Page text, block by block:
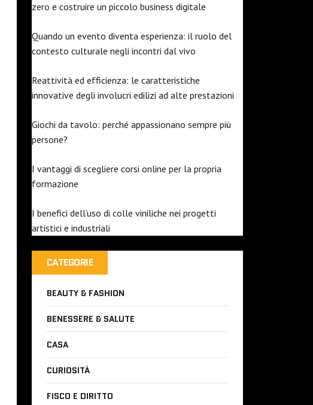
zero e costruire un piccolo business digitale
Quando un evento diventa esperienza: il ruolo del
contesto culturale negli incontri dal vivo
Reattività ed efficienza: le caratteristiche
innovative degli involucri edilizi ad alte prestazioni
Giochi da tavolo: perché appassionano sempre più
persone?
I vantaggi di scegliere corsi online per la propria
formazione
I benefici dell’uso di colle viniliche nei progetti
artistici e industriali
CATEGORIE
BEAUTY & FASHION
BENESSERE & SALUTE
CASA
CURIOSITÀ
FISCO E DIRITTO